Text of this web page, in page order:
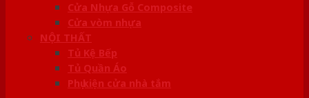
Cửa Nhựa Gỗ Composite
Cửa vòm nhựa
NỘI THẤT
Tủ Kệ Bếp
Tủ Quần Áo
Phụ kiện cửa nhà tắm